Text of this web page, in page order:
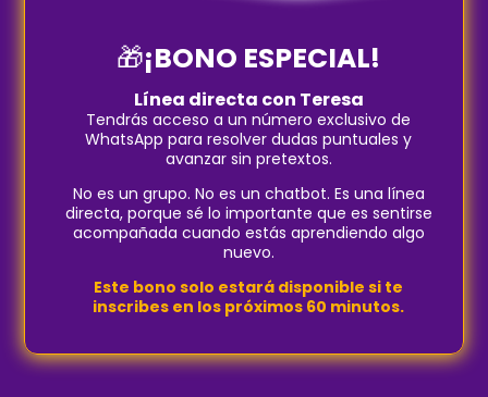
🎁¡BONO ESPECIAL!
Línea directa con Teresa
Tendrás acceso a un número exclusivo de
WhatsApp para resolver dudas puntuales y
avanzar sin pretextos.
No es un grupo. No es un chatbot. Es una línea
directa, porque sé lo importante que es sentirse
acompañada cuando estás aprendiendo algo
nuevo.
Este bono solo estará disponible si te
inscribes en los próximos 60 minutos.